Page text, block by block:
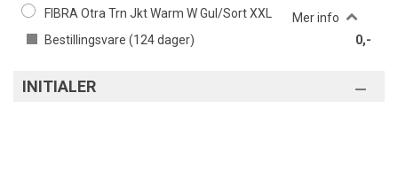
FIBRA Otra Trn Jkt Warm W Gul/Sort XXL
Mer info
Bestillingsvare (124dager) 0,-
INITIALER